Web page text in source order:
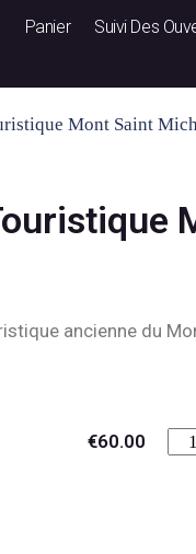
Panier Suivi Des
Mont Saint
ancienne du
€60.00